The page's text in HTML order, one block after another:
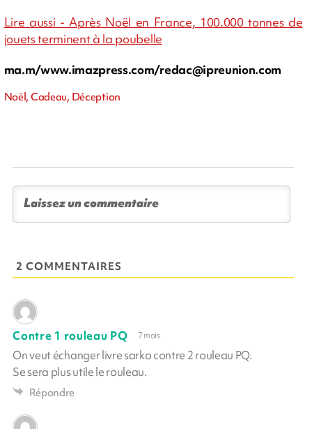
Lire aussi - Après Noël en France, 100.000 tonnes de
jouets terminent à la poubelle
ma.m/www.imazpress.com/redac@ipreunion.com
Noël, Cadeau, Déception
2 COMMENTAIRES
Contre 1 rouleau PQ 7 mois
On veut échanger livre sarko contre 2 rouleau PQ.
Se sera plus utile le rouleau.
Répondre